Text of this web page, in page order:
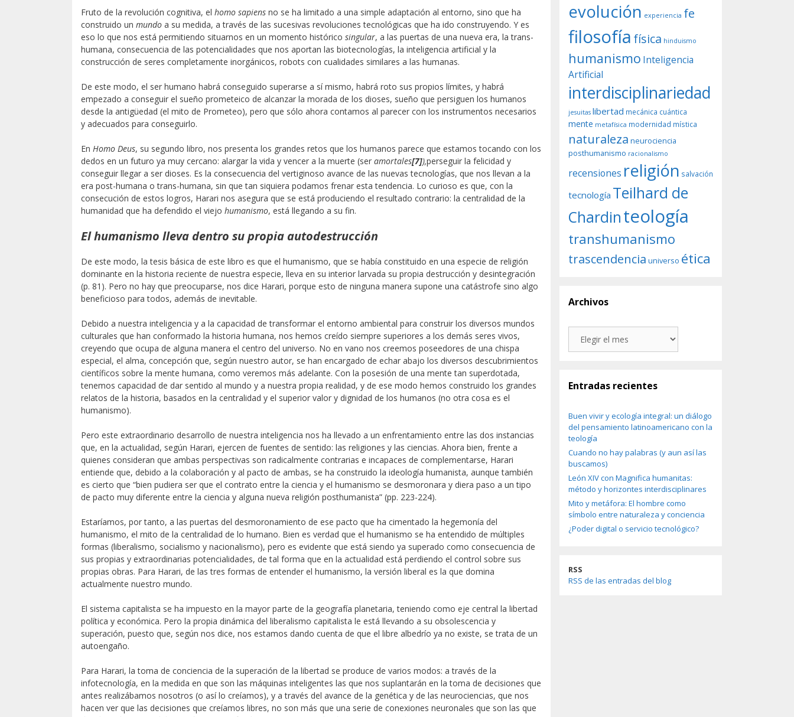
Fruto de la revolución cognitiva, el homo sapiens no se ha limitado a una simple adaptación al entorno, sino que ha
construido un mundo a su medida, a través de las sucesivas revoluciones tecnológicas que ha ido construyendo. Y es
eso lo que nos está permitiendo situarnos en un momento histórico singular, a las puertas de una nueva era, la trans-
humana, consecuencia de las potencialidades que nos aportan las biotecnologías, la inteligencia artificial y la
construcción de seres completamente inorgánicos, robots con cualidades similares a las humanas.
De este modo, el ser humano habrá conseguido superarse a sí mismo, habrá roto sus propios límites, y habrá
empezado a conseguir el sueño prometeico de alcanzar la morada de los dioses, sueño que persiguen los humanos
desde la antigüedad (el mito de Prometeo), pero que sólo ahora contamos al parecer con los instrumentos necesarios
y adecuados para conseguirlo.
En Homo Deus, su segundo libro, nos presenta los grandes retos que los humanos parece que estamos tocando con los
dedos en un futuro ya muy cercano: alargar la vida y vencer a la muerte (ser amortales[7]),perseguir la felicidad y
conseguir llegar a ser dioses. Es la consecuencia del vertiginoso avance de las nuevas tecnologías, que nos llevan a la
era post-humana o trans-humana, sin que tan siquiera podamos frenar esta tendencia. Lo curioso es que, con la
consecución de estos logros, Harari nos asegura que se está produciendo el resultado contrario: la centralidad de la
humanidad que ha defendido el viejo humanismo, está llegando a su fin.
El humanismo lleva dentro su propia autodestrucción
De este modo, la tesis básica de este libro es que el humanismo, que se había constituido en una especie de religión
dominante en la historia reciente de nuestra especie, lleva en su interior larvada su propia destrucción y desintegración
(p. 81). Pero no hay que preocuparse, nos dice Harari, porque esto de ninguna manera supone una catástrofe sino algo
beneficioso para todos, además de inevitable.
Debido a nuestra inteligencia y a la capacidad de transformar el entorno ambiental para construir los diversos mundos
culturales que han conformado la historia humana, nos hemos creído siempre superiores a los demás seres vivos,
creyendo que ocupa de alguna manera el centro del universo. No en vano nos creemos poseedores de una chispa
especial, el alma, concepción que, según nuestro autor, se han encargado de echar abajo los diversos descubrimientos
científicos sobre la mente humana, como veremos más adelante. Con la posesión de una mente tan superdotada,
tenemos capacidad de dar sentido al mundo y a nuestra propia realidad, y de ese modo hemos construido los grandes
relatos de la historia, basados en la centralidad y el superior valor y dignidad de los humanos (no otra cosa es el
humanismo).
Pero este extraordinario desarrollo de nuestra inteligencia nos ha llevado a un enfrentamiento entre las dos instancias
que, en la actualidad, según Harari, ejercen de fuentes de sentido: las religiones y las ciencias. Ahora bien, frente a
quienes consideran que ambas perspectivas son radicalmente contrarias e incapaces de complementarse, Harari
entiende que, debido a la colaboración y al pacto de ambas, se ha construido la ideología humanista, aunque también
es cierto que “bien pudiera ser que el contrato entre la ciencia y el humanismo se desmoronara y diera paso a un tipo
de pacto muy diferente entre la ciencia y alguna nueva religión posthumanista” (pp. 223-224).
Estaríamos, por tanto, a las puertas del desmoronamiento de ese pacto que ha cimentado la hegemonía del
humanismo, el mito de la centralidad de lo humano. Bien es verdad que el humanismo se ha entendido de múltiples
formas (liberalismo, socialismo y nacionalismo), pero es evidente que está siendo ya superado como consecuencia de
sus propias y extraordinarias potencialidades, de tal forma que en la actualidad está perdiendo el control sobre sus
propias obras. Para Harari, de las tres formas de entender el humanismo, la versión liberal es la que domina
actualmente nuestro mundo.
El sistema capitalista se ha impuesto en la mayor parte de la geografía planetaria, teniendo como eje central la libertad
política y económica. Pero la propia dinámica del liberalismo capitalista le está llevando a su obsolescencia y
superación, puesto que, según nos dice, nos estamos dando cuenta de que el libre albedrío ya no existe, se trata de un
autoengaño.
Para Harari, la toma de conciencia de la superación de la libertad se produce de varios modos: a través de la
infotecnología, en la medida en que son las máquinas inteligentes las que nos suplantarán en la toma de decisiones que
antes realizábamos nosotros (o así lo creíamos), y a través del avance de la genética y de las neurociencias, que nos
hacen ver que las decisiones que creíamos libres, no son más que una serie de conexiones neuronales que son las que
evolución experiencia fe
filosofía física hinduismo
humanismo Inteligencia
Artificial
interdisciplinariedad
jesuitas libertad mecánica cuántica
mente metafísica modernidad mística
naturaleza neurociencia
posthumanismo racionalismo
recensiones religión salvación
tecnología Teilhard de
Chardinteología
transhumanismo
trascendencia universo ética
Archivos
Entradas recientes
Buen vivir y ecología integral: un diálogo
del pensamiento latinoamericano con la
teología
Cuando no hay palabras (y aun así las
buscamos)
León XIV con Magnifica humanitas:
método y horizontes interdisciplinares
Mito y metáfora: El hombre como
símbolo entre naturaleza y conciencia
¿Poder digital o servicio tecnológico?
RSS
RSS de las entradas del blog